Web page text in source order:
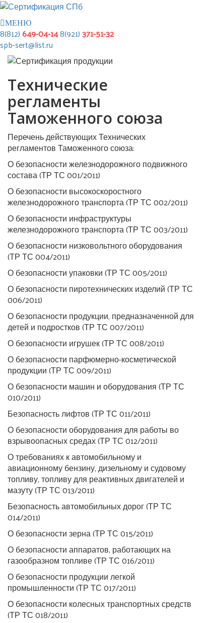
МЕНЮ
8(812)649-04-148(921)371-51-32
spb-sert@list.ru
Технические
регламенты
Таможенного союза
Перечень действующих Технических
регламентов Таможенного союза:
О безопасности железнодорожного подвижного
состава (ТР ТС 001/2011)
О безопасности высокоскоростного
железнодорожного транспорта (ТР ТС 002/2011)
О безопасности инфраструктуры
железнодорожного транспорта (ТР ТС 003/2011)
О безопасности низковольтного оборудования
(ТР ТС 004/2011)
О безопасности упаковки (ТР ТС 005/2011)
О безопасности пиротехнических изделий (ТР ТС
006/2011)
О безопасности продукции, предназначенной для
детей и подростков (ТР ТС 007/2011)
О безопасности игрушек (ТР ТС 008/2011)
О безопасности парфюмерно-косметической
продукции (ТР ТС 009/2011)
О безопасности машин и оборудования (ТР ТС
010/2011)
Безопасность лифтов (ТР ТС 011/2011)
О безопасности оборудования для работы во
взрывоопасных средах (ТР ТС 012/2011)
О требованиях к автомобильному и
авиационному бензину, дизельному и судовому
топливу, топливу для реактивных двигателей и
мазуту (ТР ТС 013/2011)
Безопасность автомобильных дорог (ТР ТС
014/2011)
О безопасности зерна (ТР ТС 015/2011)
О безопасности аппаратов, работающих на
газообразном топливе (ТР ТС 016/2011)
О безопасности продукции легкой
промышленности (ТР ТС 017/2011)
О безопасности колесных транспортных средств
(ТР ТС 018/2011)